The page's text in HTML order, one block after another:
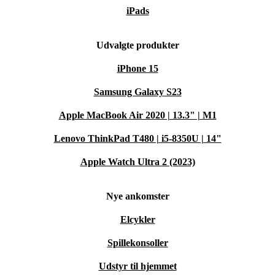
iPads
Udvalgte produkter
iPhone 15
Samsung Galaxy S23
Apple MacBook Air 2020 | 13.3" | M1
Lenovo ThinkPad T480 | i5-8350U | 14"
Apple Watch Ultra 2 (2023)
Nye ankomster
Elcykler
Spillekonsoller
Udstyr til hjemmet